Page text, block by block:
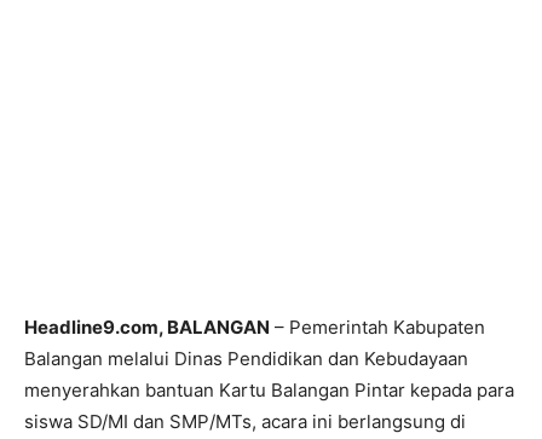
Headline9.com, BALANGAN – Pemerintah Kabupaten
Balangan melalui Dinas Pendidikan dan Kebudayaan
menyerahkan bantuan Kartu Balangan Pintar kepada para
siswa SD/MI dan SMP/MTs, acara ini berlangsung di